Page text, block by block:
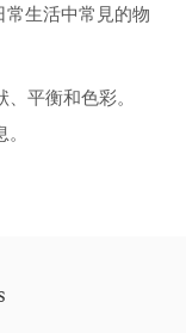
生活中常見的物
平衡和色彩。